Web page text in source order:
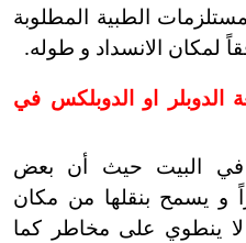
الطبية المطلوبة
لمكان الانسداد و طوله.
او الدوبلكس في
في البيت حيث أن بعض
و يسمح بنقلها من مكان
ينطوي على مخاطر كما